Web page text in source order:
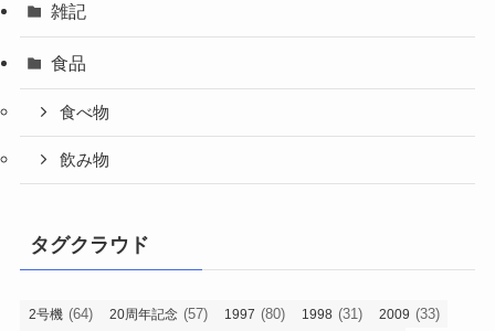
雑記
食品
食べ物
飲み物
タグクラウド
2号機 (64) 20周年記念 (57) 1997 (80) 1998 (31) 2009 (33)